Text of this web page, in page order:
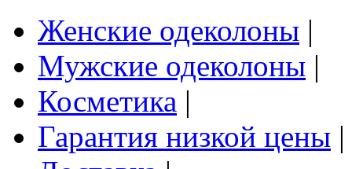
Женские одеколоны |
Мужские одеколоны |
Косметика |
Гарантия низкой цены |